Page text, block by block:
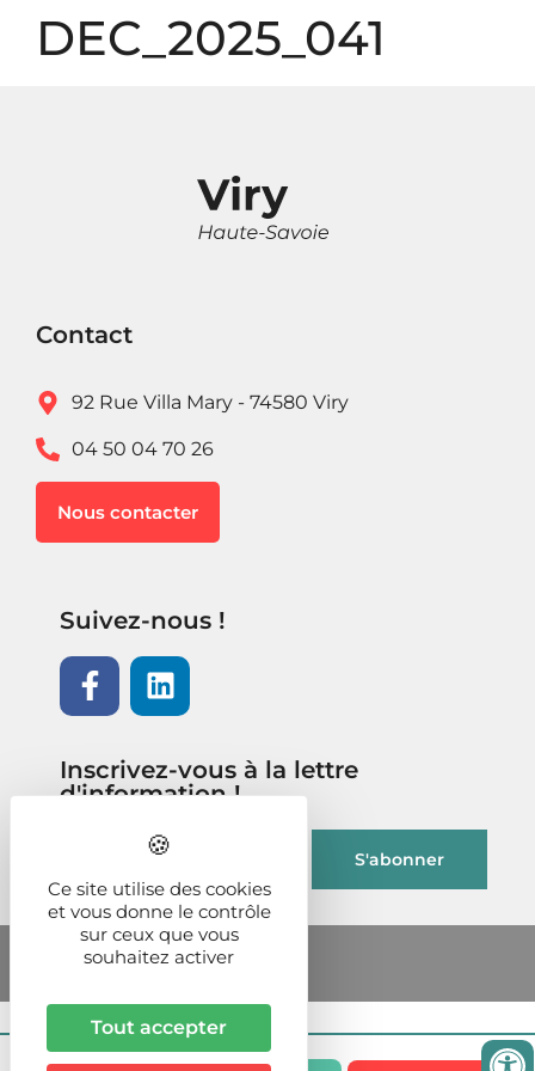
DEC_2025_041
Contact
92 Rue Villa Mary - 74580 Viry
04 50 04 70 26
Nous contacter
Suivez-nous !
Inscrivez-vous à la lettre
d'information !
Ce site utilise des cookies
et vous donne le contrôle
sur ceux que vous
souhaitez activer
Tout accepter